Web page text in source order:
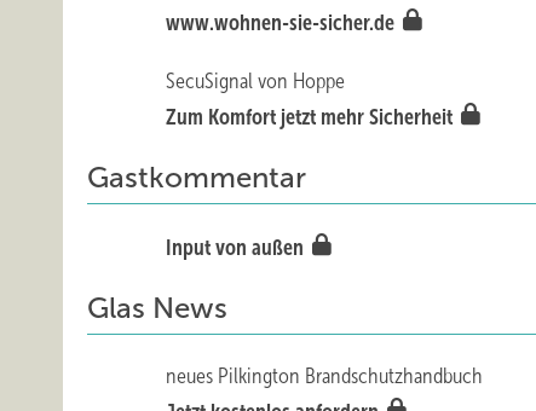
www.wohnen-sie-sicher.de
SecuSignal von Hoppe
Zum Komfort jetzt mehr Sicherheit
Gastkommentar
Input von außen
Glas News
neues Pilkington Brandschutzhandbuch